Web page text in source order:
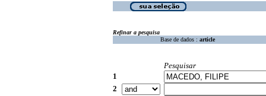
Refinar a pesquisa
Base de dados : article
Pesquisar
1
2